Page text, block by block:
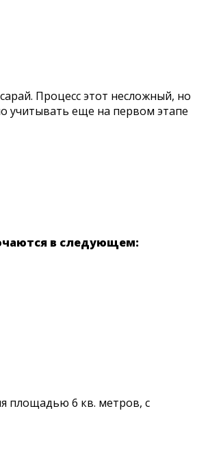
Процесс этот несложный, но
учитывать еще на первом этапе
в следующем:
площадью 6 кв. метров, с